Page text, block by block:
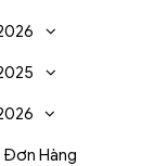
Đơn Hàng